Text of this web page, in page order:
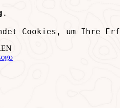
.
Cookies, um Ihre